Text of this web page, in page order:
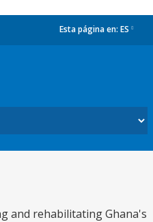
Esta página en: ES
and rehabilitating Ghana's